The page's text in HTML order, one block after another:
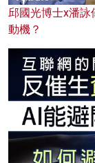
邱國光博士x潘詠
動機？